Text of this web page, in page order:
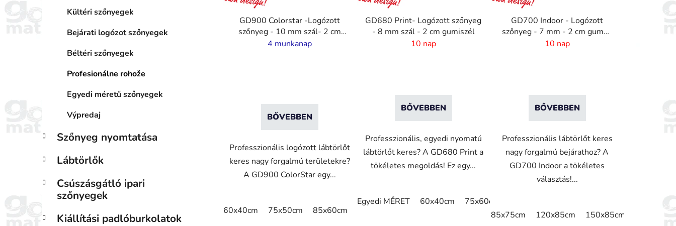
Kültéri szőnyegek
Bejárati logózot szőnyegek
Béltéri szőnyegek
Profesionálne rohože
Egyedi méretű szőnyegek
Výpredaj
Szőnyeg nyomtatása
Lábtörlők
Csúszásgátló ipari
szőnyegek
Kiállítási padlóburkolatok
d
e
GD900 Colorstar -Logózott
szőnyeg - 10 mm szál- 2 cm
gumiszéllel
4 munkanap
BŐVEBBEN
Professzionális logózott lábtörlőt
keres nagy forgalmú területekre?
A GD900 ColorStar egy...
60x40cm 75x50cm 85x60cm 150x85cm 180x115cm 200x115cm 200x150cm
GD680 Print- Logózott szőnyeg
- 8 mm szál - 2 cm gumiszél
10 nap
BŐVEBBEN
Professzionális, egyedi nyomatú
lábtörlőt keres? A GD680 Print a
tökéletes megoldás! Ez egy...
Egyedi MĚRET 60x40cm 75x60cm
GD700 Indoor - Logózott
szőnyeg - 7 mm - 2 cm gummi
széllel
10 nap
BŐVEBBEN
Professzionális lábtörlőt keres
nagy forgalmú bejárathoz? A
GD700 Indoor a tökéletes
választás!...
85x75cm 120x85cm 150x85cm